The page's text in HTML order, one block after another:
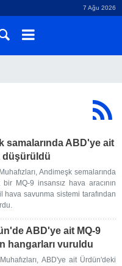
7 Ağu 2026
samalarında ABD'ye ait
düşürüldü
Andimeşk semalarında
MQ-9 insansız hava aracının
savunma sistemi tarafından
ABD'ye ait MQ-9
hangarları vuruldu
ABD'ye ait Ürdün'deki